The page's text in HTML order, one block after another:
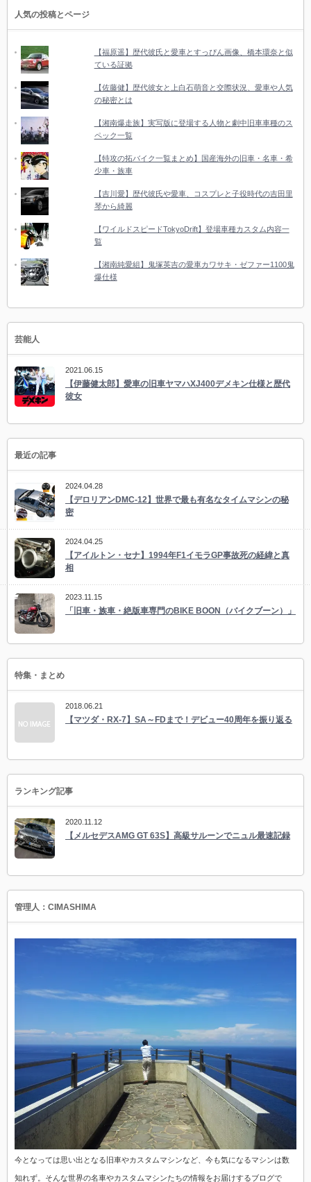
人気の投稿とページ
【福原遥】歴代彼氏と愛車とすっぴん画像、橋本環奈と似
ている証拠
【佐藤健】歴代彼女と上白石萌音と交際状況、愛車や人気
の秘密とは
【湘南爆走族】実写版に登場する人物と劇中旧車車種のス
ペック一覧
【特攻の拓バイク一覧まとめ】国産海外の旧車・名車・希
少車・族車
【吉川愛】歴代彼氏や愛車、コスプレと子役時代の吉田里
琴から綺麗
【ワイルドスピードTokyoDrift】登場車種カスタム内容一
覧
【湘南純愛組】鬼塚英吉の愛車カワサキ・ゼファー1100鬼
爆仕様
芸能人
2021.06.15
【伊藤健太郎】愛車の旧車ヤマハXJ400デメキン仕様と歴代
彼女
最近の記事
2024.04.28
【デロリアンDMC-12】世界で最も有名なタイムマシンの秘
密
2024.04.25
【アイルトン・セナ】1994年F1イモラGP事故死の経緯と真
相
2023.11.15
「旧車・族車・絶版車専門のBIKE BOON（バイクブーン）」
特集・まとめ
2018.06.21
【マツダ・RX-7】SA～FDまで！デビュー40周年を振り返る
ランキング記事
2020.11.12
【メルセデスAMG GT 63S】高級サルーンでニュル最速記録
管理人：CIMASHIMA
今となっては思い出となる旧車やカスタムマシンなど、今も気になるマシンは数
知れず。そんな世界の名車やカスタムマシンたちの情報をお届けするブログで